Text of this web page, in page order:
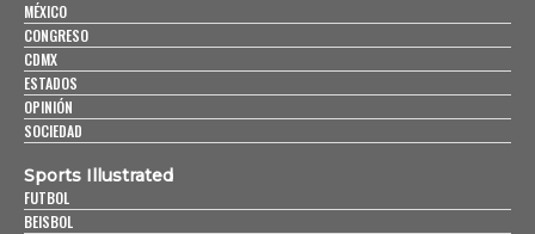
MÉXICO
CONGRESO
CDMX
ESTADOS
OPINIÓN
SOCIEDAD
Sports Illustrated
FUTBOL
BEISBOL